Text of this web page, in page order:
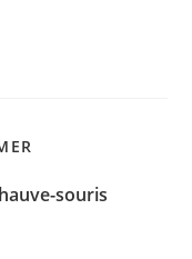
souris